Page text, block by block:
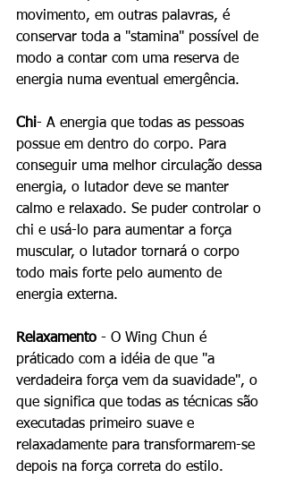
movimento, em outras palavras, é
conservar toda a "stamina" possível de
modo a contar com uma reserva de
energia numa eventual emergência.
Chi- A energia que todas as pessoas
possue em dentro do corpo. Para
conseguir uma melhor circulação dessa
energia, o lutador deve se manter
calmo e relaxado. Se puder controlar o
chi e usá-lo para aumentar a força
muscular, o lutador tornará o corpo
todo mais forte pelo aumento de
energia externa.
Relaxamento - O Wing Chun é
práticado com a idéia de que "a
verdadeira força vem da suavidade", o
que significa que todas as técnicas são
executadas primeiro suave e
relaxadamente para transformarem-se
depois na força correta do estilo.